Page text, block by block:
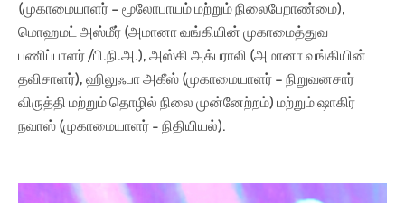
(முகாமையாளர் – மூலோபாயம் மற்றும் நிலைபேறாண்மை),
மொஹமட் அஸ்மீர் (அமானா வங்கியின் முகாமைத்துவ
பணிப்பாளர் /பி.நி.அ.), அஸ்கி அக்பராலி (அமானா வங்கியின்
தவிசாளர்), ஹிலுஃபா அகீஸ் (முகாமையாளர் – நிறுவனசார்
விருத்தி மற்றும் தொழில் நிலை முன்னேற்றம்) மற்றும் ஷாகிர்
நவாஸ் (முகாமையாளர் - நிதியியல்).